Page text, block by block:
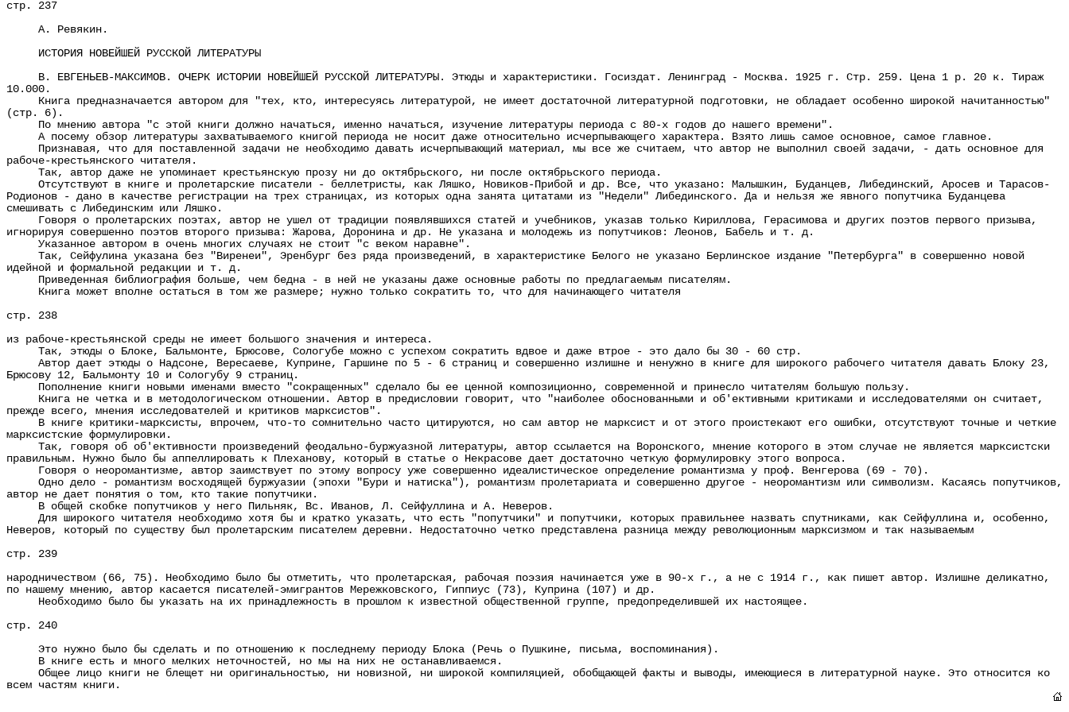
стр. 237
А. Ревякин.
ИСТОРИЯ НОВЕЙШЕЙ РУССКОЙ ЛИТЕРАТУРЫ
В. ЕВГЕНЬЕВ-МАКСИМОВ. ОЧЕРК ИСТОРИИ НОВЕЙШЕЙ РУССКОЙ ЛИТЕРАТУРЫ. Этюды и характеристики. Госиздат. Ленинград - Москва. 1925 г. Стр. 259. Цена 1 р. 20 к. Тираж
10.000.
Книга предназначается автором для "тех, кто, интересуясь литературой, не имеет достаточной литературной подготовки, не обладает особенно широкой начитанностью"
(стр. 6).
По мнению автора "с этой книги должно начаться, именно начаться, изучение литературы периода с 80-х годов до нашего времени".
А посему обзор литературы захватываемого книгой периода не носит даже относительно исчерпывающего характера. Взято лишь самое основное, самое главное.
Признавая, что для поставленной задачи не необходимо давать исчерпывающий материал, мы все же считаем, что автор не выполнил своей задачи, - дать основное для
рабоче-крестьянского читателя.
Так, автор даже не упоминает крестьянскую прозу ни до октябрьского, ни после октябрьского периода.
Отсутствуют в книге и пролетарские писатели - беллетристы, как Ляшко, Новиков-Прибой и др. Все, что указано: Малышкин, Буданцев, Либединский, Аросев и Тарасов-
Родионов - дано в качестве регистрации на трех страницах, из которых одна занята цитатами из "Недели" Либединского. Да и нельзя же явного попутчика Буданцева
смешивать с Либединским или Ляшко.
Говоря о пролетарских поэтах, автор не ушел от традиции появлявшихся статей и учебников, указав только Кириллова, Герасимова и других поэтов первого призыва,
игнорируя совершенно поэтов второго призыва: Жарова, Доронина и др. Не указана и молодежь из попутчиков: Леонов, Бабель и т. д.
Указанное автором в очень многих случаях не стоит "с веком наравне".
Так, Сейфулина указана без "Виренеи", Эренбург без ряда произведений, в характеристике Белого не указано Берлинское издание "Петербурга" в совершенно новой
идейной и формальной редакции и т. д.
Приведенная библиография больше, чем бедна - в ней не указаны даже основные работы по предлагаемым писателям.
Книга может вполне остаться в том же размере; нужно только сократить то, что для начинающего читателя
стр. 238
из рабоче-крестьянской среды не имеет большого значения и интереса.
Так, этюды о Блоке, Бальмонте, Брюсове, Сологубе можно с успехом сократить вдвое и даже втрое - это дало бы 30 - 60 стр.
Автор дает этюды о Надсоне, Вересаеве, Куприне, Гаршине по 5 - 6 страниц и совершенно излишне и ненужно в книге для широкого рабочего читателя давать Блоку 23,
Брюсову 12, Бальмонту 10 и Сологубу 9 страниц.
Пополнение книги новыми именами вместо "сокращенных" сделало бы ее ценной композиционно, современной и принесло читателям большую пользу.
Книга не четка и в методологическом отношении. Автор в предисловии говорит, что "наиболее обоснованными и об'ективными критиками и исследователями он считает,
прежде всего, мнения исследователей и критиков марксистов".
В книге критики-марксисты, впрочем, что-то сомнительно часто цитируются, но сам автор не марксист и от этого проистекают его ошибки, отсутствуют точные и четкие
марксистские формулировки.
Так, говоря об об'ективности произведений феодально-буржуазной литературы, автор ссылается на Воронского, мнение которого в этом случае не является марксистски
правильным. Нужно было бы аппеллировать к Плеханову, который в статье о Некрасове дает достаточно четкую формулировку этого вопроса.
Говоря о неоромантизме, автор заимствует по этому вопросу уже совершенно идеалистическое определение романтизма у проф. Венгерова (69 - 70).
Одно дело - романтизм восходящей буржуазии (эпохи "Бури и натиска"), романтизм пролетариата и совершенно другое - неоромантизм или символизм. Касаясь попутчиков,
автор не дает понятия о том, кто такие попутчики.
В общей скобке попутчиков у него Пильняк, Вс. Иванов, Л. Сейфуллина и А. Неверов.
Для широкого читателя необходимо хотя бы и кратко указать, что есть "попутчики" и попутчики, которых правильнее назвать спутниками, как Сейфуллина и, особенно,
Неверов, который по существу был пролетарским писателем деревни. Недостаточно четко представлена разница между революционным марксизмом и так называемым
стр. 239
народничеством (66, 75). Необходимо было бы отметить, что пролетарская, рабочая поэзия начинается уже в 90-х г., а не с 1914 г., как пишет автор. Излишне деликатно,
по нашему мнению, автор касается писателей-эмигрантов Мережковского, Гиппиус (73), Куприна (107) и др.
Необходимо было бы указать на их принадлежность в прошлом к известной общественной группе, предопределившей их настоящее.
стр. 240
Это нужно было бы сделать и по отношению к последнему периоду Блока (Речь о Пушкине, письма, воспоминания).
В книге есть и много мелких неточностей, но мы на них не останавливаемся.
Общее лицо книги не блещет ни оригинальностью, ни новизной, ни широкой компиляцией, обобщающей факты и выводы, имеющиеся в литературной науке. Это относится ко
всем частям книги.